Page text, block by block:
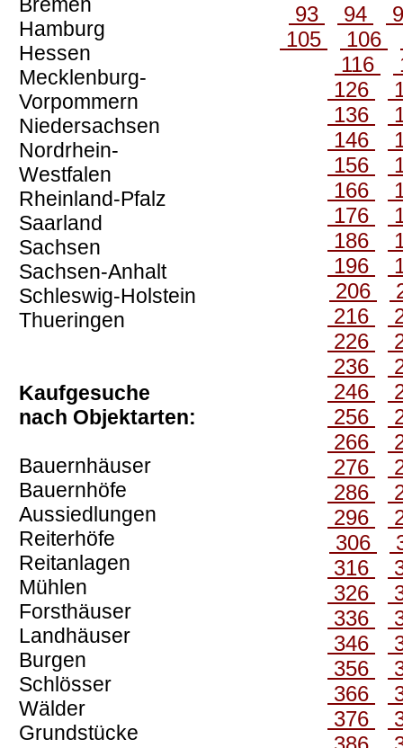
Hamburg
Hessen
Mecklenburg-
Vorpommern
Niedersachsen
Nordrhein-
Westfalen
Rheinland-Pfalz
Saarland
Sachsen
Sachsen-Anhalt
Schleswig-Holstein
Thueringen
Kaufgesuche
nach Objektarten:
Bauernhäuser
Bauernhöfe
Aussiedlungen
Reiterhöfe
Reitanlagen
Mühlen
Forsthäuser
Landhäuser
Burgen
Schlösser
Wälder
Grundstücke
93
94
105
106
116
126
136
146
156
166
176
186
196
206
216
226
236
246
256
266
276
286
296
306
316
326
336
346
356
366
376